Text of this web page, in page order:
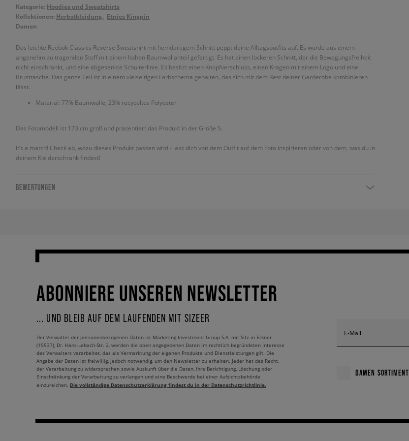
Kategorie: Hoodies und Sweatshirts
Kollektionen: Herbstkleidung
Etnies Kingpin
Damen
Das leichte Reebok Classics Reverse Sweatshirt mit hemdartigem Schnitt peppt deine Alltagsoutfits auf. Es wurde aus einem
angenehm zu tragenden Stoff mit einem hohen Baumwollanteil gefertigt. Es hat einen lockeren Schnitt, der die Bewegungsfreiheit
nicht einschränkt, und eine abgesenkte Schulterlinie. Es besitzt einen Knopfverschluss, einen Kragen mit einem Logo und eine
Brusttasche. Das ganze Teil ist in einem vielseitigen Farbschema gehalten, das sich mit dem Rest deiner Garderobe kombinieren
lässt.
Material: 77% Baumwolle, 23% recyceltes Polyester
Das Fotomodell ist 173 cm groß und präsentiert das Produkt in der Größe S.
It’s a match! Check ab, wozu dieses Produkt passen wird - lass dich von dem Outfit auf dem Foto inspirieren oder von dem, was du in
deinem Kleiderschrank findest!
BEWERTUNGEN
ABONNIERE UNSEREN NEWSLETTER
... UND BLEIB AUF DEM LAUFENDEN MIT SIZEER
E-Mail
DAMEN SORTIMENT
Der Verwalter der personenbezogenen Daten ist Marketing Investment Group S.A. mit Sitz in Erkner
(15537), Dr. Hans-Lebach-Str. 2, werden die oben angegebenen Daten im rechtlich begründeten Interesse
des Verwalters verarbeitet, das als Vermarktung der eigenen Produkte und Dienstleistungen gilt. Die
Angabe der Daten ist freiwillig, jedoch notwendig, um den Newsletter zu erhalten. Jeder hat das Recht,
der Verarbeitung zu widersprechen sowie Auskunft über die Daten, ihre Berichtigung, Löschung oder
Einschränkung der Verarbeitung zu verlangen und eine Beschwerde bei einer Aufsichtsbehörde
einzureichen. Die vollständige Datenschutzerklärung findest du in der Datenschutzrichtlinie.